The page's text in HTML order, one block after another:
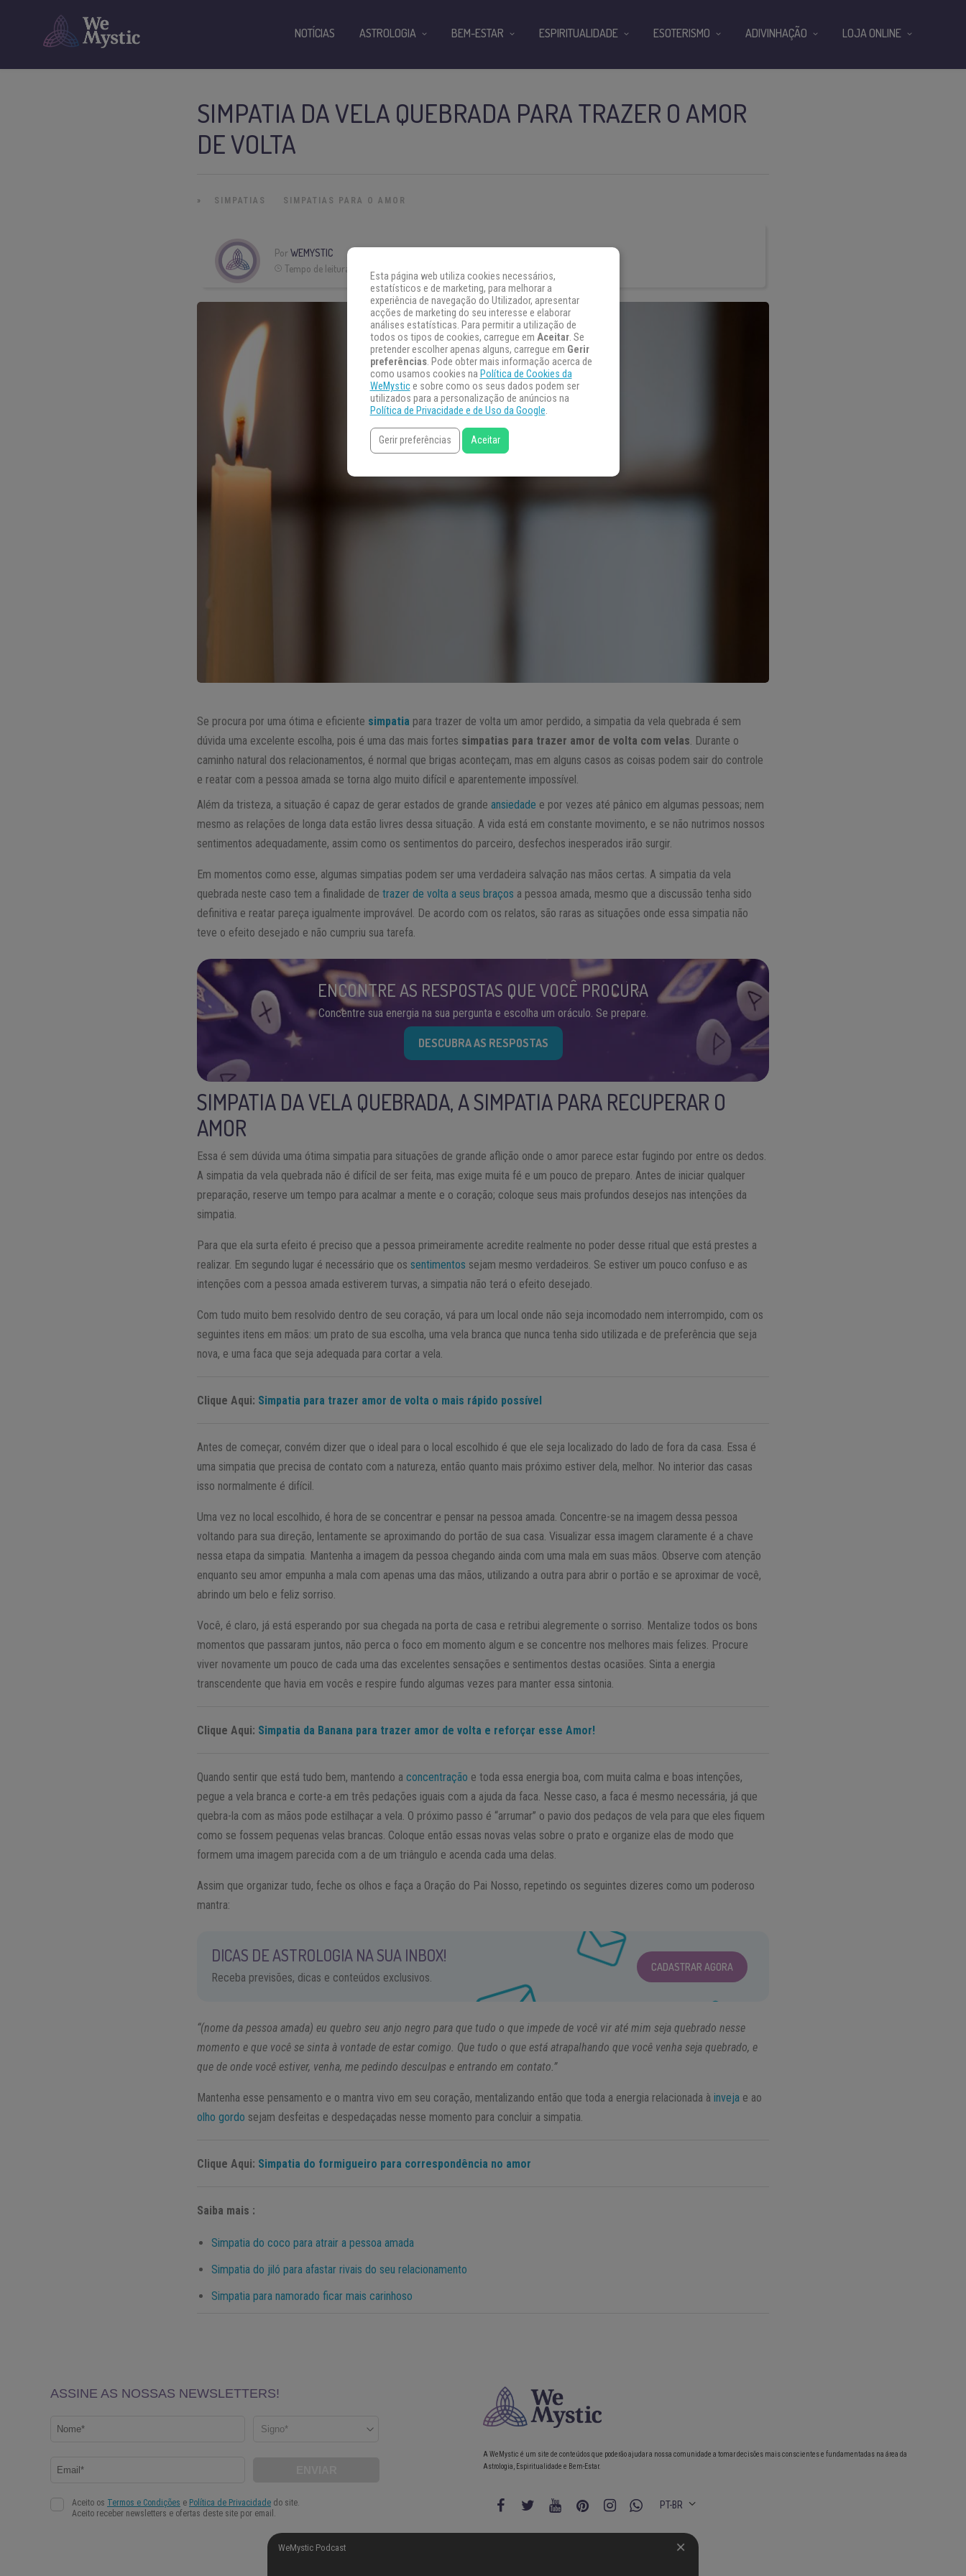
SIMPATIA DA VELA QUEBRADA PARA TRAZER O AMOR
DE VOLTA
» SIMPATIAS SIMPATIAS PARA O AMOR
PorWEMYSTIC
Tempo de leitura:
Se procura por uma ótima e eficiente simpatia para trazer de volta um amor perdido, a simpatia da vela quebrada é sem
dúvida uma excelente escolha, pois é uma das mais fortes simpatias para trazer amor de volta com velas. Durante o
caminho natural dos relacionamentos, é normal que brigas aconteçam, mas em alguns casos as coisas podem sair do controle
e reatar com a pessoa amada se torna algo muito difícil e aparentemente impossível.
Além da tristeza, a situação é capaz de gerar estados de grandeansiedade e por vezes até pânico em algumas pessoas; nem
mesmo as relações de longa data estão livres dessa situação. A vida está em constante movimento, e se não nutrimos nossos
sentimentos adequadamente, assim como os sentimentos do parceiro, desfechos inesperados irão surgir.
Em momentos como esse, algumas simpatias podem ser uma verdadeira salvação nas mãos certas. A simpatia da vela
quebrada neste caso tem a finalidade detrazer de volta a seus braços a pessoa amada, mesmo que a discussão tenha sido
definitiva e reatar pareça igualmente improvável. De acordo com os relatos, são raras as situações onde essa simpatia não
teve o efeito desejado e não cumpriu sua tarefa.
ENCONTRE AS RESPOSTAS QUE VOCÊ PROCURA
Concentre sua energia na sua pergunta e escolha um oráculo. Se prepare.
DESCUBRA AS RESPOSTAS
SIMPATIA DA VELA QUEBRADA, A SIMPATIA PARA RECUPERAR O
AMOR
Essa é sem dúvida uma ótima simpatia para situações de grande aflição onde o amor parece estar fugindo por entre os dedos.
A simpatia da vela quebrada não é difícil de ser feita, mas exige muita fé e um pouco de preparo. Antes de iniciar qualquer
preparação, reserve um tempo para acalmar a mente e o coração; coloque seus mais profundos desejos nas intenções da
simpatia.
Para que ela surta efeito é preciso que a pessoa primeiramente acredite realmente no poder desse ritual que está prestes a
realizar. Em segundo lugar é necessário que ossentimentos sejam mesmo verdadeiros. Se estiver um pouco confuso e as
intenções com a pessoa amada estiverem turvas, a simpatia não terá o efeito desejado.
Com tudo muito bem resolvido dentro de seu coração, vá para um local onde não seja incomodado nem interrompido, com os
seguintes itens em mãos: um prato de sua escolha, uma vela branca que nunca tenha sido utilizada e de preferência que seja
nova, e uma faca que seja adequada para cortar a vela.
Clique Aqui: Simpatia para trazer amor de volta o mais rápido possível
Antes de começar, convém dizer que o ideal para o local escolhido é que ele seja localizado do lado de fora da casa. Essa é
uma simpatia que precisa de contato com a natureza, então quanto mais próximo estiver dela, melhor. No interior das casas
isso normalmente é difícil.
Uma vez no local escolhido, é hora de se concentrar e pensar na pessoa amada. Concentre-se na imagem dessa pessoa
voltando para sua direção, lentamente se aproximando do portão de sua casa. Visualizar essa imagem claramente é a chave
nessa etapa da simpatia. Mantenha a imagem da pessoa chegando ainda com uma mala em suas mãos. Observe com atenção
enquanto seu amor empunha a mala com apenas uma das mãos, utilizando a outra para abrir o portão e se aproximar de você,
abrindo um belo e feliz sorriso.
Você, é claro, já está esperando por sua chegada na porta de casa e retribui alegremente o sorriso. Mentalize todos os bons
momentos que passaram juntos, não perca o foco em momento algum e se concentre nos melhores mais felizes. Procure
viver novamente um pouco de cada uma das excelentes sensações e sentimentos destas ocasiões. Sinta a energia
transcendente que havia em vocês e respire fundo algumas vezes para manter essa sintonia.
Clique Aqui: Simpatia da Banana para trazer amor de volta e reforçar esse Amor!
Quando sentir que está tudo bem, mantendo aconcentração e toda essa energia boa, com muita calma e boas intenções,
pegue a vela branca e corte-a em três pedações iguais com a ajuda da faca. Nesse caso, a faca é mesmo necessária, já que
quebra-la com as mãos pode estilhaçar a vela. O próximo passo é “arrumar” o pavio dos pedaços de vela para que eles fiquem
como se fossem pequenas velas brancas. Coloque então essas novas velas sobre o prato e organize elas de modo que
formem uma imagem parecida com a de um triângulo e acenda cada uma delas.
Assim que organizar tudo, feche os olhos e faça a Oração do Pai Nosso, repetindo os seguintes dizeres como um poderoso
mantra:
DICAS DE ASTROLOGIA NA SUA INBOX!
Receba previsões, dicas e conteúdos exclusivos.
CADASTRAR AGORA
“(nome da pessoa amada) eu quebro seu anjo negro para que tudo o que impede de você vir até mim seja quebrado nesse
momento e que você se sinta à vontade de estar comigo. Que tudo o que está atrapalhando que você venha seja quebrado, e
que de onde você estiver, venha, me pedindo desculpas e entrando em contato.”
Mantenha esse pensamento e o mantra vivo em seu coração, mentalizando então que toda a energia relacionada àinveja e ao
olho gordo sejam desfeitas e despedaçadas nesse momento para concluir a simpatia.
Clique Aqui: Simpatia do formigueiro para correspondência no amor
Saiba mais :
Simpatia do coco para atrair a pessoa amada
Simpatia do jiló para afastar rivais do seu relacionamento
Simpatia para namorado ficar mais carinhoso
NOTÍCIAS ASTROLOGIA BEM-ESTAR ESPIRITUALIDADE ESOTERISMO ADIVINHAÇÃO LOJA ONLINE
A WeMystic é um site de conteúdos que poderão ajudar a nossa comunidade a tomar decisões mais conscientes e fundamentadas na área da
Astrologia, Espiritualidade e Bem-Estar.
PT-BR
WeMystic Podcast
Esta página web utiliza cookies necessários,
estatísticos e de marketing, para melhorar a
experiência de navegação do Utilizador, apresentar
acções de marketing do seu interesse e elaborar
análises estatísticas. Para permitir a utilização de
todos os tipos de cookies, carregue em Aceitar. Se
pretender escolher apenas alguns, carregue em Gerir
preferências. Pode obter mais informação acerca de
como usamos cookies na Política de Cookies da
WeMystice sobre como os seus dados podem ser
utilizados para a personalização de anúncios na
Política de Privacidade e de Uso da Google.
Gerir preferências Aceitar